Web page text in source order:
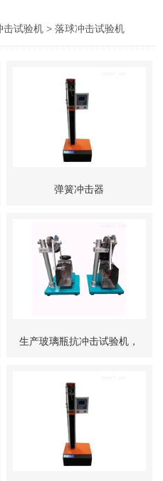
击试验机> 落球冲击试验机
弹簧冲击器
生产玻璃瓶抗冲击试验机，